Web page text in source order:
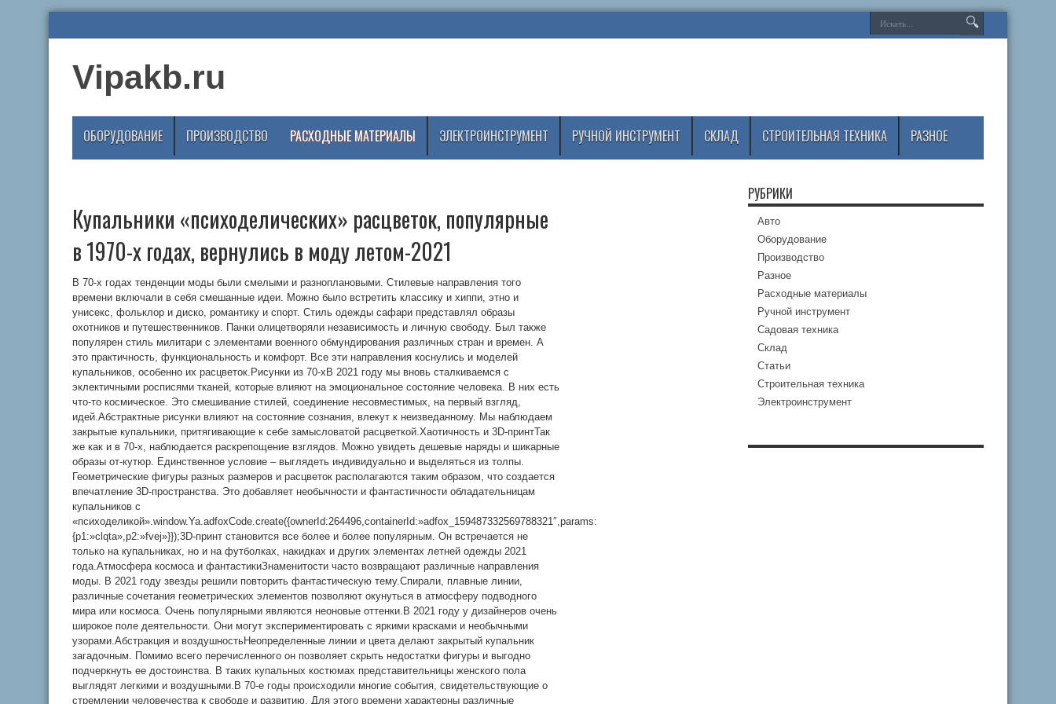
Vipakb.ru
ОБОРУДОВАНИЕ ПРОИЗВОДСТВО РАСХОДНЫЕ МАТЕРИАЛЫ ЭЛЕКТРОИНСТРУМЕНТ РУЧНОЙ ИНСТРУМЕНТ СКЛАД СТРОИТЕЛЬНАЯ ТЕХНИКА РАЗНОЕ
Купальники «психоделических» расцветок, популярные
в 1970-х годах, вернулись в моду летом-2021
В 70-х годах тенденции моды были смелыми и разноплановыми. Стилевые направления того
времени включали в себя смешанные идеи. Можно было встретить классику и хиппи, этно и
унисекс, фольклор и диско, романтику и спорт. Стиль одежды сафари представлял образы
охотников и путешественников. Панки олицетворяли независимость и личную свободу. Был также
популярен стиль милитари с элементами военного обмундирования различных стран и времен. А
это практичность, функциональность и комфорт. Все эти направления коснулись и моделей
купальников, особенно их расцветок.Рисунки из 70-хВ 2021 году мы вновь сталкиваемся с
эклектичными росписями тканей, которые влияют на эмоциональное состояние человека. В них есть
что-то космическое. Это смешивание стилей, соединение несовместимых, на первый взгляд,
идей.Абстрактные рисунки влияют на состояние сознания, влекут к неизведанному. Мы наблюдаем
закрытые купальники, притягивающие к себе замысловатой расцветкой.Хаотичность и 3D-принтТак
же как и в 70-х, наблюдается раскрепощение взглядов. Можно увидеть дешевые наряды и шикарные
образы от-кутюр. Единственное условие – выглядеть индивидуально и выделяться из толпы.
Геометрические фигуры разных размеров и расцветок располагаются таким образом, что создается
впечатление 3D-пространства. Это добавляет необычности и фантастичности обладательницам
купальников с
«психоделикой».window.Ya.adfoxCode.create({ownerId:264496,containerId:»adfox_159487332569788321″,params:
{p1:»clqta»,p2:»fvej»}});3D-принт становится все более и более популярным. Он встречается не
только на купальниках, но и на футболках, накидках и других элементах летней одежды 2021
года.Атмосфера космоса и фантастикиЗнаменитости часто возвращают различные направления
моды. В 2021 году звезды решили повторить фантастическую тему.Спирали, плавные линии,
различные сочетания геометрических элементов позволяют окунуться в атмосферу подводного
мира или космоса. Очень популярными являются неоновые оттенки.В 2021 году у дизайнеров очень
широкое поле деятельности. Они могут экспериментировать с яркими красками и необычными
узорами.Абстракция и воздушностьНеопределенные линии и цвета делают закрытый купальник
загадочным. Помимо всего перечисленного он позволяет скрыть недостатки фигуры и выгодно
подчеркнуть ее достоинства. В таких купальных костюмах представительницы женского пола
выглядят легкими и воздушными.В 70-е годы происходили многие события, свидетельствующие о
стремлении человечества к свободе и развитию. Для этого времени характерны различные
РУБРИКИ
Авто
Оборудование
Производство
Разное
Расходные материалы
Ручной инструмент
Садовая техника
Склад
Статьи
Строительная техника
Электроинструмент